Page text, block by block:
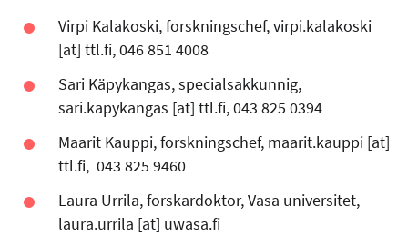
Virpi Kalakoski, forskningschef,virpi.kalakoski
[at]ttl.fi, 046 851 4008
Sari Käpykangas, specialsakkunnig,
sari.kapykangas [at]ttl.fi, 043 825 0394
Maarit Kauppi, forskningschef, maarit.kauppi [at]
ttl.fi, 043 825 9460
Laura Urrila, forskardoktor, Vasa universitet,
laura.urrila [at] uwasa.fi